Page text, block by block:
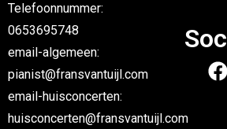
Telefoonnummer:
0653695748
email-algemeen:
pianist@fransvantuijl.com
email-huisconcerten:
huisconcerten@fransvantuijl.com